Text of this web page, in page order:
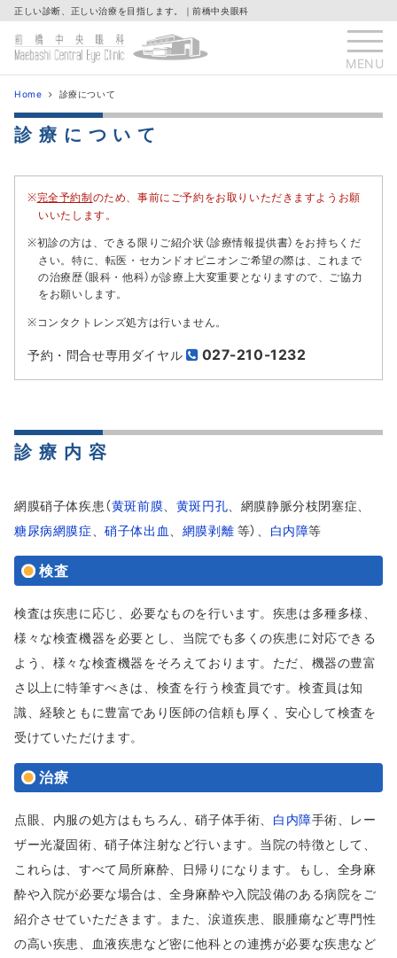
正しい診断、正しい治療を目指します。｜前橋中央眼科
MENU
Home 診療について
診療について
完全予約制のため、事前にご予約をお取りいただきますようお願
いいたします。
初診の方は、できる限りご紹介状（診療情報提供書）をお持ちくだ
さい。特に、転医・セカンドオピニオンご希望の際は、これまで
の治療歴（眼科・他科）が診療上大変重要となりますので、ご協力
をお願いします。
コンタクトレンズ処方は行いません。
予約・問合せ専用ダイヤル 027-210-1232
診療内容
網膜硝子体疾患（黄斑前膜 黄斑円孔 、網膜静脈分枝閉塞症、
糖尿病網膜症 、硝子体出血 網膜剥離 等）、 白内障等
検査
検査は疾患に応じ、必要なものを行います。疾患は多種多様、
様々な検査機器を必要とし、当院でも多くの疾患に対応できる
よう、様々な検査機器をそろえております。ただ、機器の豊富
さ以上に特筆すべきは、検査を行う検査員です。検査員は知
識、経験ともに豊富であり医師の信頼も厚く、安心して検査を
受けていただけます。
治療
点眼、内服の処方はもちろん、硝子体手術、 白内障手術、レー
ザー光凝固術、硝子体注射など行います。当院の特徴として、
これらは、すべて局所麻酔、日帰りになります。もし、全身麻
酔や入院が必要な場合は、全身麻酔や入院設備のある病院をご
紹介させていただきます。また、涙道疾患、眼腫瘍など専門性
の高い疾患、血液疾患など密に他科との連携が必要な疾患など